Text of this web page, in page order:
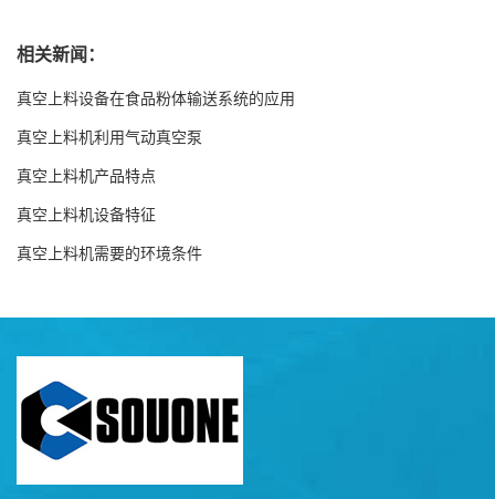
相关新闻：
真空上料设备在食品粉体输送系统的应用
真空上料机利用气动真空泵
真空上料机产品特点
真空上料机设备特征
真空上料机需要的环境条件